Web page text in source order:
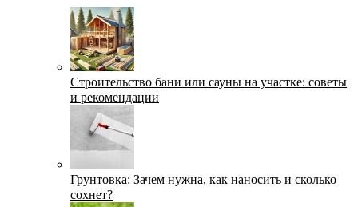
Строительство бани или сауны на участке: советы
и рекомендации
Грунтовка: Зачем нужна, как наносить и сколько
сохнет?